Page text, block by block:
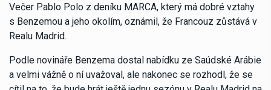
Večer Pablo Polo z deníku MARCA, který má dobré vztahy
s Benzemou a jeho okolím, oznámil, že Francouz zůstává v
Realu Madrid.
Podle novináře Benzema dostal nabídku ze Saúdské Arábie
a velmi vážně o ní uvažoval, ale nakonec se rozhodl, že se